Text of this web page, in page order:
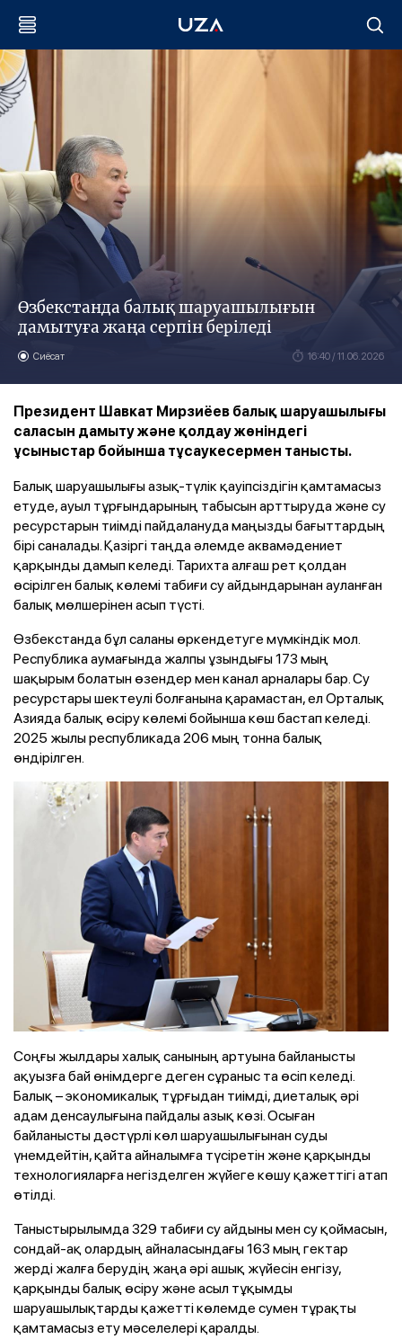
Өзбекстанда балық шаруашылығын
дамытуға жаңа серпін беріледі
Сиёсат 16:40 / 11.06.2026
Президент Шавкат Мирзиёев балық шаруашылығы
саласын дамыту және қолдау жөніндегі
ұсыныстар бойынша тұсаукесермен танысты.
Балық шаруашылығы азық-түлік қауіпсіздігін қамтамасыз
етуде, ауыл тұрғындарының табысын арттыруда және су
ресурстарын тиімді пайдалануда маңызды бағыттардың
бірі саналады. Қазіргі таңда әлемде аквамәдениет
қарқынды дамып келеді. Тарихта алғаш рет қолдан
өсірілген балық көлемі табиғи су айдындарынан ауланған
балық мөлшерінен асып түсті.
Өзбекстанда бұл саланы өркендетуге мүмкіндік мол.
Республика аумағында жалпы ұзындығы 173 мың
шақырым болатын өзендер мен канал арналары бар. Су
ресурстары шектеулі болғанына қарамастан, ел Орталық
Азияда балық өсіру көлемі бойынша көш бастап келеді.
2025 жылы республикада 206 мың тонна балық
өндірілген.
Соңғы жылдары халық санының артуына байланысты
ақуызға бай өнімдерге деген сұраныс та өсіп келеді.
Балық – экономикалық тұрғыдан тиімді, диеталық әрі
адам денсаулығына пайдалы азық көзі. Осыған
байланысты дәстүрлі көл шаруашылығынан суды
үнемдейтін, қайта айналымға түсіретін және қарқынды
технологияларға негізделген жүйеге көшу қажеттігі атап
өтілді.
Таныстырылымда 329 табиғи су айдыны мен су қоймасын,
сондай-ақ олардың айналасындағы 163 мың гектар
жерді жалға берудің жаңа әрі ашық жүйесін енгізу,
қарқынды балық өсіру және асыл тұқымды
шаруашылықтарды қажетті көлемде сумен тұрақты
қамтамасыз ету мәселелері қаралды.